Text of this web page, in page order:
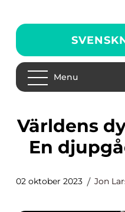
Menu
Världens dyraste kattras:
En
02 oktober 2023 Jon